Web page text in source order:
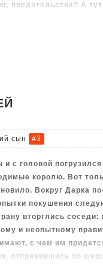
предательства? А
сын #3
с головой погрузился
королю. Вот
Вокруг Дарка
покушения
вторглись соседи:
и неопытному
с чем им
отправившись по